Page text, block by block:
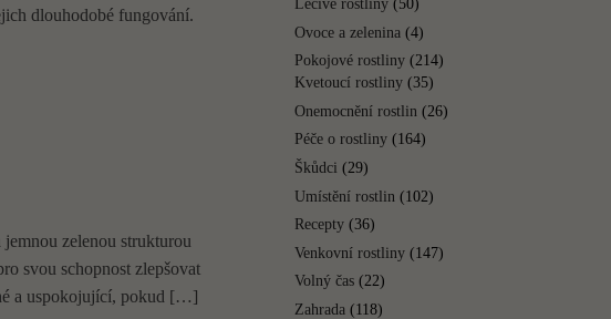
dlouhodobé fungování.
zelenou strukturou
svou schopnost zlepšovat
a uspokojující, pokud […]
Léčivé rostliny (50)
Ovoce a zelenina (4)
Pokojové rostliny (214)
Kvetoucí rostliny (35)
Onemocnění rostlin (26)
Péče o rostliny (164)
Škůdci (29)
Umístění rostlin (102)
Recepty (36)
Venkovní rostliny (147)
Volný čas (22)
Zahrada (118)